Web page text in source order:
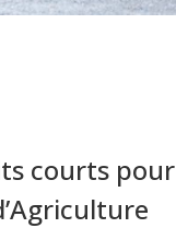
courts pour